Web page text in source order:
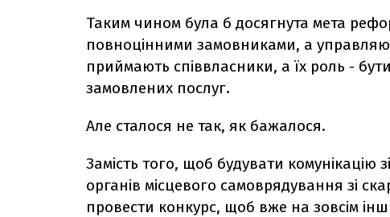
Таким чином була б досягнута мета
повноцінними замовниками, а
приймають співвласники, а їх роль -
замовлених послуг.
Але сталося не так, як бажалося.
Замість того, щоб будувати комунікацію
органів місцевого самоврядування зі
провести конкурс, щоб вже на зовсім